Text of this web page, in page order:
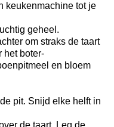
keukenmachine tot je
geheel.
om straks de taart
het boter-
en bloem
pit. Snijd elke helft in